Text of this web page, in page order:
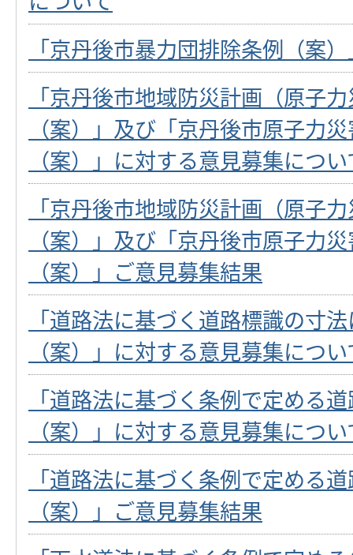
「京丹後市暴力団排除条例（案
「京丹後市地域防災計画（原子
（案）」及び「京丹後市原子力
（案）」に対する意見募集につ
「京丹後市地域防災計画（原子
（案）」及び「京丹後市原子力
（案）」ご意見募集結果
「道路法に基づく道路標識の寸
（案）」に対する意見募集につ
「道路法に基づく条例で定める
（案）」に対する意見募集につ
「道路法に基づく条例で定める
（案）」ご意見募集結果